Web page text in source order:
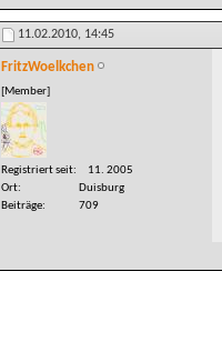
11.02.2010, 14:45
FritzWoelkchen
[Member]
Registriert seit
11. 2005
Ort
Duisburg
Beiträge
709